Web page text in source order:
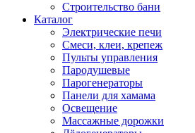
Строительство бани
Каталог
Электрические печи
Смеси, клеи, крепеж
Пульты управления
Пародушевые
Парогенераторы
Панели для хамама
Освещение
Массажные дорожки